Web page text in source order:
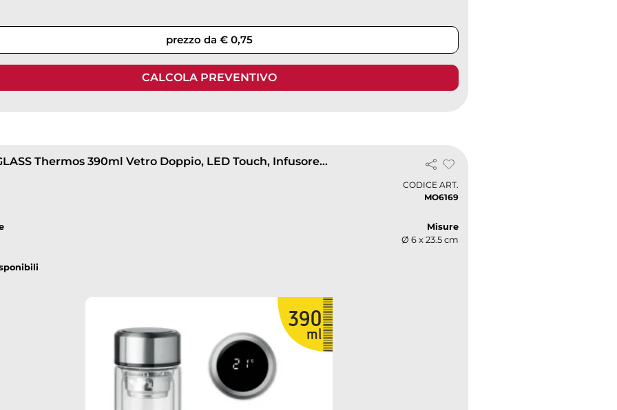
prezzo da € 0,75
CALCOLA PREVENTIVO
POLE GLASS Thermos 390ml Vetro Doppio, LED Touch, Infusore Té
CODICE ART.
MO6169
Misure
Ø 6 x 23.5 cm